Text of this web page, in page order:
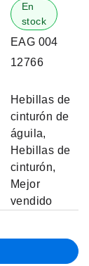
En
stock
EAG 004
12766
Hebillas de
cinturón de
águila,
Hebillas de
cinturón,
Mejor
vendido